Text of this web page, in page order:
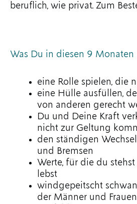
beruflich, wie privat. Zum
Was Du in diesen 9 Monaten
eine Rolle spielen, die
eine Hülle ausfüllen,
von anderen gerecht
Du und Deine Kraft
nicht zur Geltung
den ständigen
und Bremsen
Werte, für die du
lebst
windgepeitscht
der Männer und